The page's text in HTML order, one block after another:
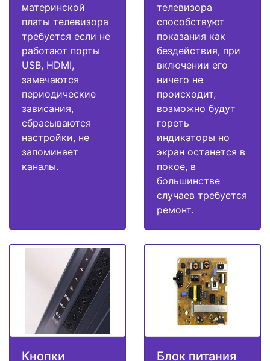
материнской
платы телевизора
требуется если не
работают порты
USB, HDMI,
замечаются
периодические
зависания,
сбрасываются
настройки, не
запоминает
каналы.
телевизора
способствуют
показания как
бездействия, при
включении его
ничего не
происходит,
возможно будут
гореть
индикаторы но
экран останется в
покое, в
большинстве
случаев требуется
ремонт.
Кнопки Блок питания